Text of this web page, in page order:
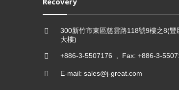
300新竹市東區慈雲路118號9樓之8(豐
大樓)
+886-3-5507176 , Fax: +886-3-
E-mail: sales@j-great.com